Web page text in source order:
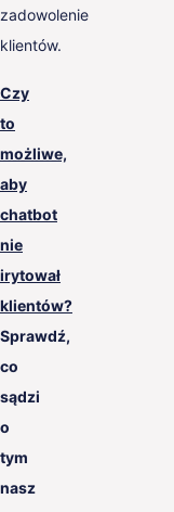
zadowolenie
klientów.
Czy
to
możliwe,
aby
chatbot
nie
irytował
klientów?
Sprawdź,
co
sądzi
o
tym
nasz